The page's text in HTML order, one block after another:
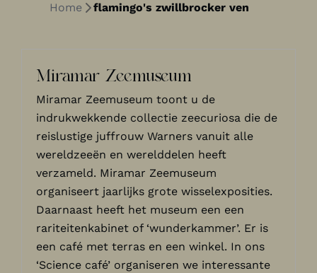
Home flamingo's zwillbrocker ven
Miramar Zeemuseum
Miramar Zeemuseum toont u de
indrukwekkende collectie zeecuriosa die de
reislustige juffrouw Warners vanuit alle
wereldzeeën en werelddelen heeft
verzameld. Miramar Zeemuseum
organiseert jaarlijks grote wisselexposities.
Daarnaast heeft het museum een een
rariteitenkabinet of ‘wunderkammer’. Er is
een café met terras en een winkel. In ons
‘Science café’ organiseren we interessante